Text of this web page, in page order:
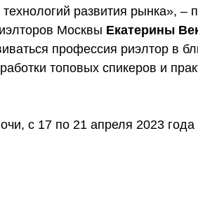
развития рынка», –
Москвы Екатерины
профессия риэлтор в
топовых спикеров и
с 17 по 21 апреля 2023 года